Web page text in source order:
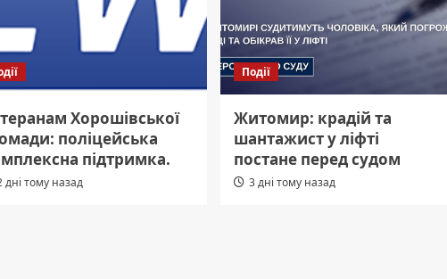
Хорошівської
поліцейська
підтримка.
дні тому назад
Події
Житомир: крадій та
шантажист у ліфті
постане перед судом
3 дні тому назад